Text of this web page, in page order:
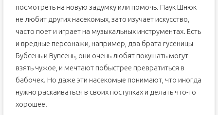
посмотреть на новую задумку или помочь. Паук Шнюк
не любит других насекомых, зато изучает искусство,
часто поет и играет на музыкальных инструментах. Есть
и вредные персонажи, например, два брата гусеницы
Бубсень и Вупсень, они очень любят покушать могут
взять чужое, и мечтают побыстрее превратиться в
бабочек. Но даже эти насекомые понимают, что иногда
нужно раскаиваться в своих поступках и делать что-то
хорошее.